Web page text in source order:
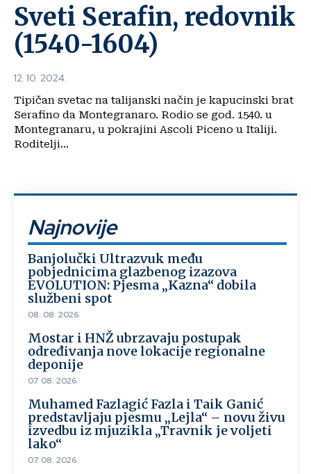
Sveti Serafin, redovnik
(1540-1604)
12. 10. 2024.
Tipičan svetac na talijanski način je kapucinski brat
Serafino da Montegranaro. Rodio se god. 1540. u
Montegranaru, u pokrajini Ascoli Piceno u Italiji.
Roditelji...
Najnovije
Banjolučki Ultrazvuk među
pobjednicima glazbenog izazova
EVOLUTION: Pjesma „Kazna“ dobila
službeni spot
08. 08. 2026.
Mostar i HNŽ ubrzavaju postupak
određivanja nove lokacije regionalne
deponije
07. 08. 2026.
Muhamed Fazlagić Fazla i Taik Ganić
predstavljaju pjesmu „Lejla“ – novu živu
izvedbu iz mjuzikla „Travnik je voljeti
lako“
07. 08. 2026.